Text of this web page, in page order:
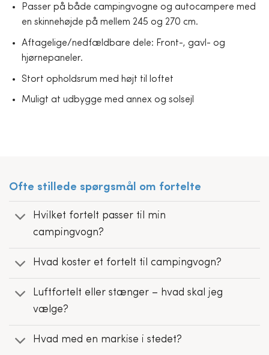
Passer på både campingvogne og autocampere med
en skinnehøjde på mellem 245 og 270 cm.
Aftagelige/nedfældbare dele: Front-, gavl- og
hjørnepaneler.
Stort opholdsrum med højt til loftet
Muligt at udbygge med annex og solsejl
Ofte stillede spørgsmål om fortelte
Hvilket fortelt passer til min
campingvogn?
Hvad koster et fortelt til campingvogn?
Luftfortelt eller stænger – hvad skal jeg
vælge?
Hvad med en markise i stedet?